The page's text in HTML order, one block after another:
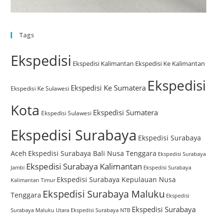
Tags
Ekspedisi Ekspedisi Kalimantan Ekspedisi Ke Kalimantan
Ekspedisi Ke Sulawesi Ekspedisi Ke Sumatera Ekspedisi
Kota Ekspedisi Sulawesi Ekspedisi Sumatera
Ekspedisi Surabaya Ekspedisi Surabaya
Aceh Ekspedisi Surabaya Bali Nusa Tenggara Ekspedisi Surabaya
Jambi Ekspedisi Surabaya Kalimantan Ekspedisi Surabaya
Kalimantan Timur Ekspedisi Surabaya Kepulauan Nusa
Tenggara Ekspedisi Surabaya Maluku Ekspedisi
Surabaya Maluku Utara Ekspedisi Surabaya NTB Ekspedisi Surabaya